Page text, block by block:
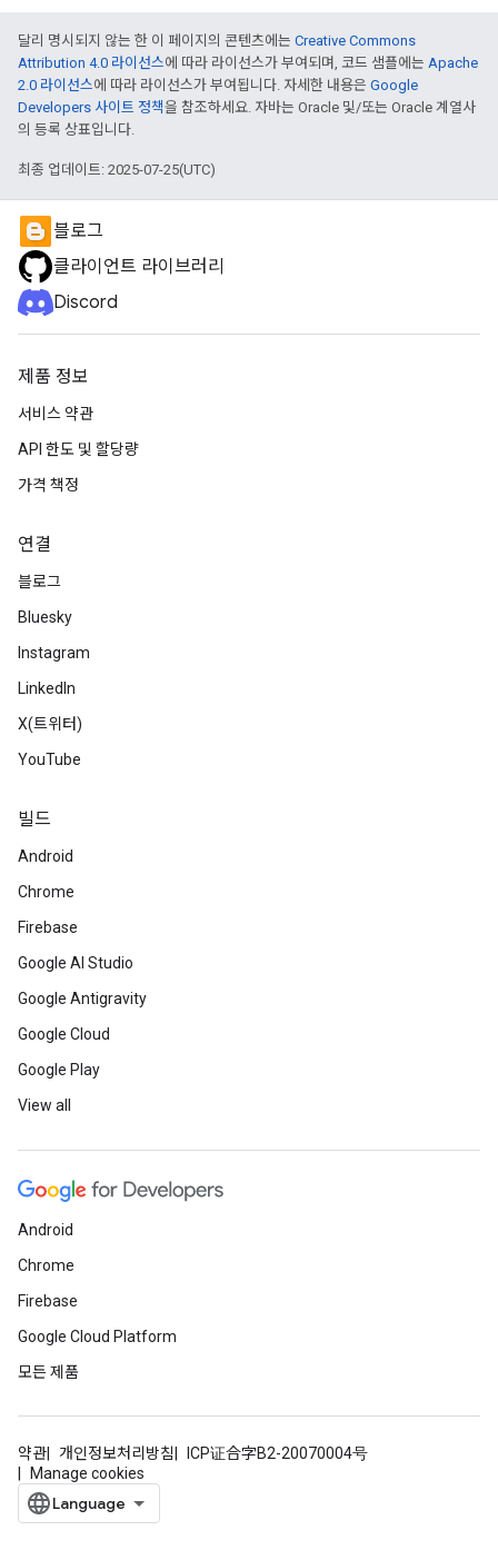
달리 명시되지 않는 한 이 페이지의 콘텐츠에는 Creative Commons
Attribution 4.0 라이선스에 따라 라이선스가 부여되며, 코드 샘플에는 Apache
2.0 라이선스에 따라 라이선스가 부여됩니다. 자세한 내용은 Google
Developers 사이트 정책을 참조하세요. 자바는 Oracle 및/또는 Oracle 계열사
의 등록 상표입니다.
최종 업데이트: 2025-07-25(UTC)
블로그
클라이언트 라이브러리
Discord
제품 정보
서비스 약관
API 한도 및 할당량
가격 책정
연결
블로그
Bluesky
Instagram
LinkedIn
X(트위터)
YouTube
빌드
Android
Chrome
Firebase
Google AI Studio
Google Antigravity
Google Cloud
Google Play
View all
Android
Chrome
Firebase
Google Cloud Platform
모든 제품
약관 개인정보처리방침
ICP证合字B2-20070004号
Manage cookies